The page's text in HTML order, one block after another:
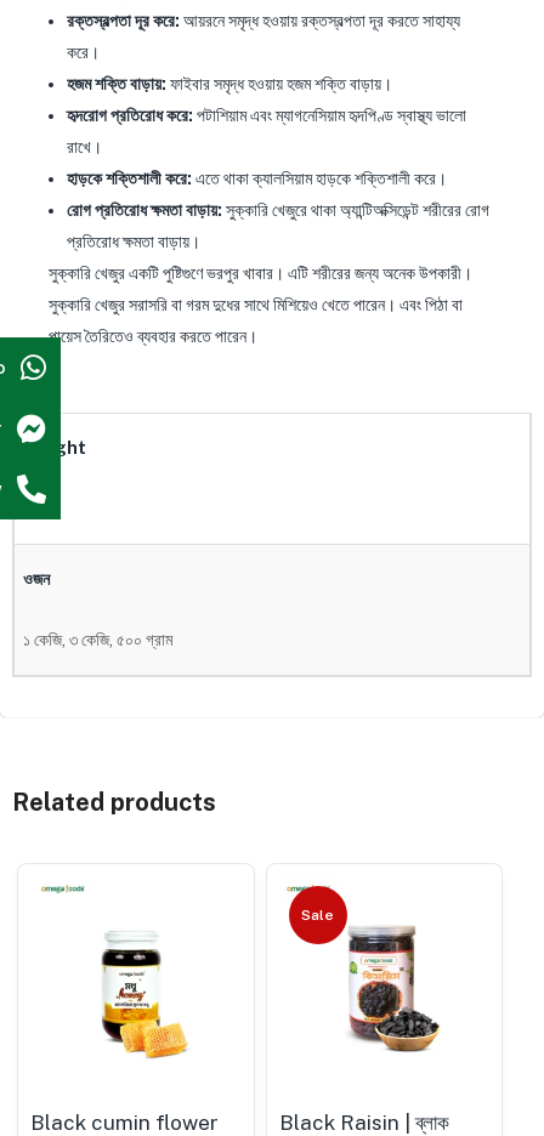
রক্তস্বল্পতা দূর করে: আয়রনে সমৃদ্ধ হওয়ায় রক্তস্বল্পতা দূর করতে সাহায্য
করে।
হজম শক্তি বাড়ায়: ফাইবার সমৃদ্ধ হওয়ায় হজম শক্তি বাড়ায়।
হৃদরোগ প্রতিরোধ করে: পটাশিয়াম এবং ম্যাগনেসিয়াম হৃদপিণ্ড স্বাস্থ্য ভালো
রাখে।
হাড়কে শক্তিশালী করে: এতে থাকা ক্যালসিয়াম হাড়কে শক্তিশালী করে।
রোগ প্রতিরোধ ক্ষমতা বাড়ায়: সুক্কারি খেজুরে থাকা অ্যান্টিঅক্সিডেন্ট শরীরের রোগ
প্রতিরোধ ক্ষমতা বাড়ায়।
সুক্কারি খেজুর একটি পুষ্টিগুণে ভরপুর খাবার। এটি শরীরের জন্য অনেক উপকারী।
সুক্কারি খেজুর সরাসরি বা গরম দুধের সাথে মিশিয়েও খেতে পারেন। এবং পিঠা বা
পায়েস তৈরিতেও ব্যবহার করতে পারেন।
Weight
N/A
ওজন
১ কেজি, ৩ কেজি, ৫০০ গ্রাম
Related products
Black cumin flower
Sale
Black Raisin | ব্লাক